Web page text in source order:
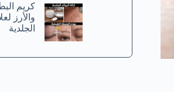
كريم
والأرز
الجلدية